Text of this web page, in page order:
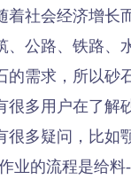
社会经济增长
、公路、铁路、
的需求，所以砂
很多用户在了解
很多疑问，比如
业的流程是给料